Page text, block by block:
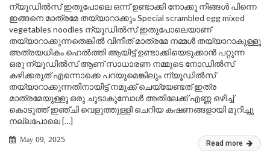
ന്യൂഡിൽസ് ഇതുപോലെ ഒന്ന് ഉണ്ടാക്കി നോക്കൂ നിങ്ങൾ പിന്നെ
ഇങ്ങനെ മാത്രമേ തയ്യാറാക്കും Special scrambled egg mixed
vegetables noodles ന്യൂഡിൽസ് ഇതുപോലെയാണ്
തയ്യാറാക്കുന്നതെങ്കിൽ വിനീത് മാത്രമേ നമ്മൾ തയ്യാറാകുള്ളൂ
അത്രയധികം ഹെൽത്തി ആയിട്ട് ഉണ്ടാക്കിയെടുക്കാൻ പറ്റുന്ന
ഒരു ന്യൂഡിൽസ് ആണ് സാധാരണ നമ്മുടെ നോഡിൽസ്
കഴിക്കരുത് എന്നൊക്കെ പറയുമെങ്കിലും ന്യൂഡിൽസ്
തയ്യാറാക്കുന്നതിനായിട്ട് നമുക്ക് ചെയ്യേണ്ടത് ഇത്ര
മാത്രമേയുള്ളൂ ഒരു ചൂടാകുമ്പോൾ അതിലേക്ക് എണ്ണ ഒഴിച്ച്
കൊടുത്ത് ഇഞ്ചി വെളുത്തുള്ളി ചെറിയ കഷണങ്ങളായി മുറിച്ചു
നല്ലപോലെ […]
May 09, 2025 Read more